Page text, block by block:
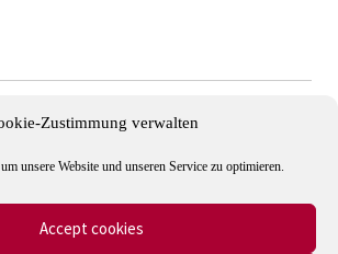
Zustimmung verwalten
unsere Website und unseren Service zu optimieren.
Accept cookies